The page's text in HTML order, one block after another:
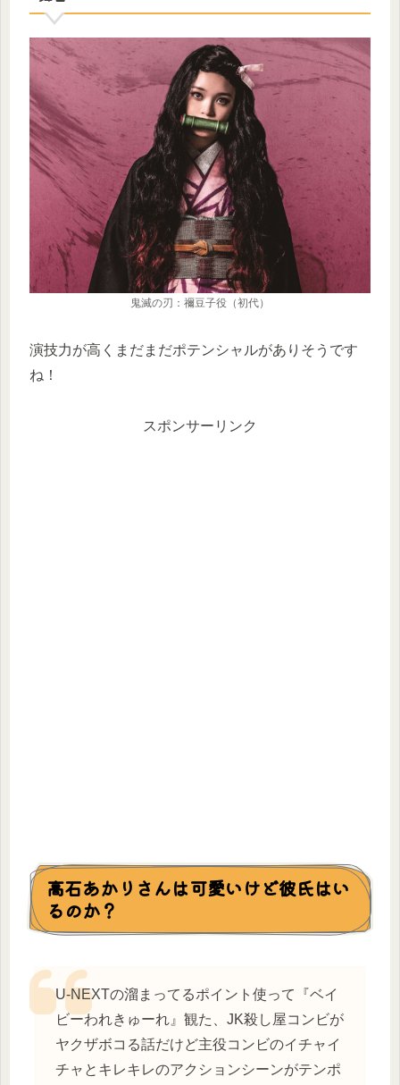
鬼滅の刃：禰󠄀豆子役（初代）
演技力が高くまだまだポテンシャルがありそうです
ね！
スポンサーリンク
高石あかりさんは可愛いけど彼氏はい
るのか？
U-NEXTの溜まってるポイント使って『ベイ
ビーわれきゅーれ』観た、JK殺し屋コンビが
ヤクザボコる話だけど主役コンビのイチャイ
チャとキレキレのアクションシーンがテンポ